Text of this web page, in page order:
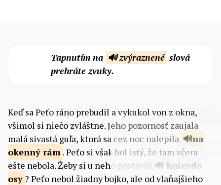
Tapnutím na 🔊 zvýraznené slová
prehráte zvuky.
Keď sa Peťo ráno prebudil a vykukol von z okna,
všimol si niečo zvláštne. Jeho pozornosť zaujala
malá sivastá guľa, ktorá sa cez noc nalepila
na
okenný rám . Peťo si však bol istý, že tam včera
ešte nebola. Žeby si u neho postavili
hniezdo
osy ? Peťo nebol žiadny bojko, ale od vlaňajšieho